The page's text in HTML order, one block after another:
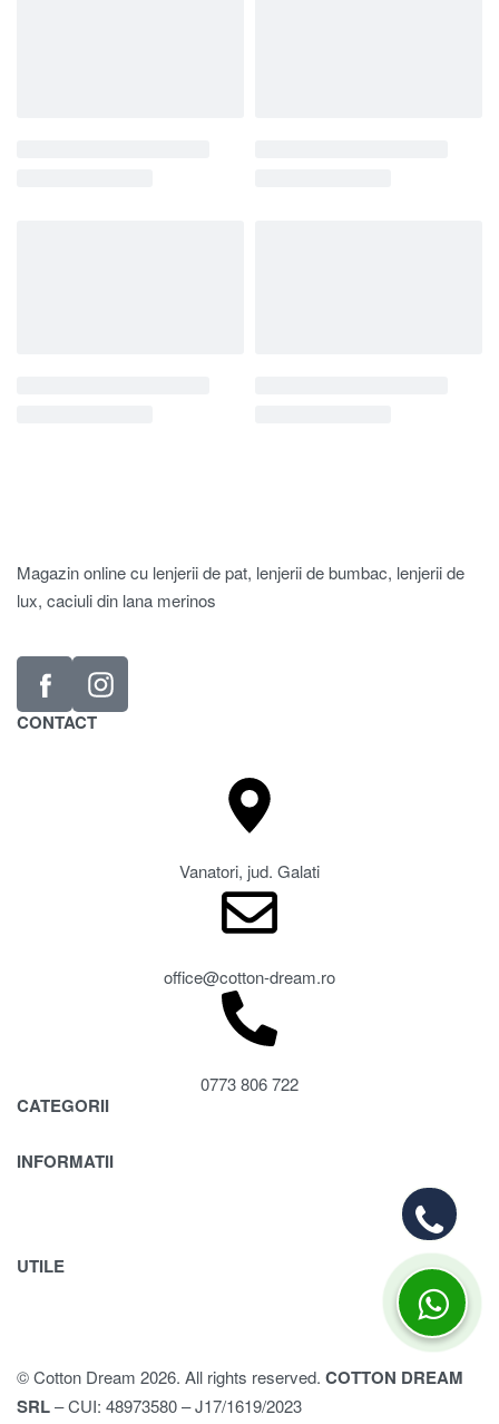
Magazin online cu lenjerii de pat, lenjerii de bumbac, lenjerii de
lux, caciuli din lana merinos
CONTACT
Vanatori, jud. Galati
office@cotton-dream.ro
0773 806 722
CATEGORII
Lenjerii de pat
INFORMATII
Termeni si conditii
UTILE
© Cotton Dream 2026. All rights reserved. COTTON DREAM
SRL– CUI: 48973580 – J17/1619/2023